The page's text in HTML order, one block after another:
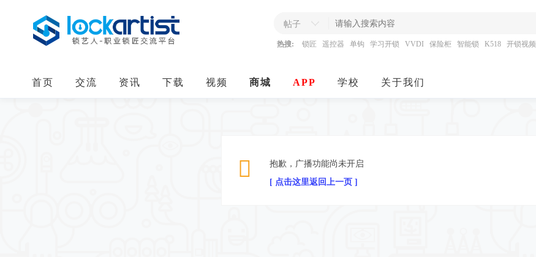
帖子
热搜: 锁匠 遥控器 单钩 学习开锁 VVDI 保险柜 智能锁 K518 开锁视频
首页 交流 资讯 下载 视频 商城 APP 学校 关于我们
抱歉，广播功能尚未开启
[ 点击这里返回上一页 ]